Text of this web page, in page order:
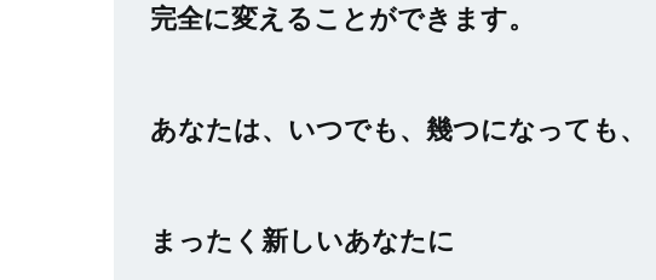
完全に変えることができます。
あなたは、いつでも、幾つになっても、
まったく新しいあなたに